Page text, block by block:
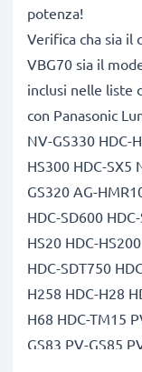
potenza!
Verifica cha sia il
VBG70 sia il
inclusi nelle liste
con Panasonic
NV-GS330 HDC-
HS300 HDC-SX5
GS320 AG-
HDC-SD600
HS20 HDC-
HDC-SDT750
H258 HDC-H28
H68 HDC-TM15
GS83 PV-GS85